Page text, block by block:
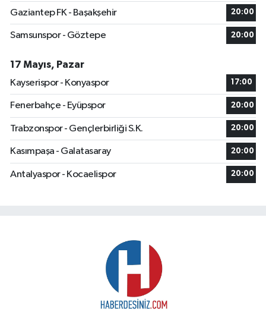
Gaziantep FK - Başakşehir 20:00
Samsunspor - Göztepe 20:00
17 Mayıs, Pazar
Kayserispor - Konyaspor
17:00
Fenerbahçe - Eyüpspor 20:00
Trabzonspor - Gençlerbirliği S.K. 20:00
Kasımpaşa - Galatasaray 20:00
Antalyaspor - Kocaelispor 20:00